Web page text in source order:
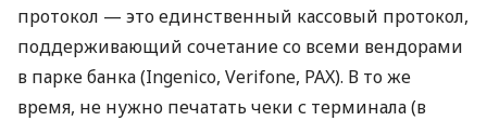
протокол — это единственный кассовый протокол,
поддерживающий сочетание со всеми вендорами
в парке банка (Ingenico, Verifone, PAX). В то же
время, не нужно печатать чеки с терминала (в